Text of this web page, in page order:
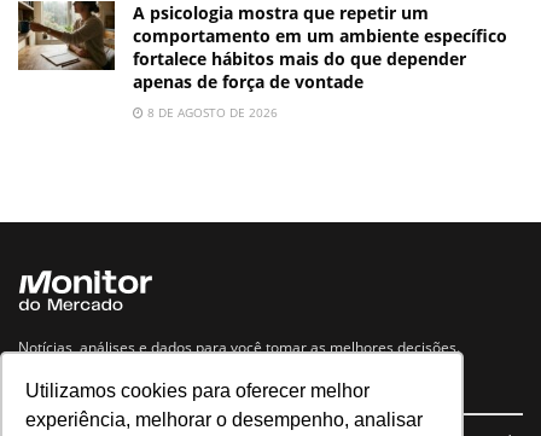
Utilizamos cookies para oferecer melhor
experiência, melhorar o desempenho, analisar
A psicologia mostra que repetir um
comportamento em um ambiente específico
fortalece hábitos mais do que depender
apenas de força de vontade
8 DE AGOSTO DE 2026
Notícias, análises e dados para você tomar as melhores decisões.
Navegue no site